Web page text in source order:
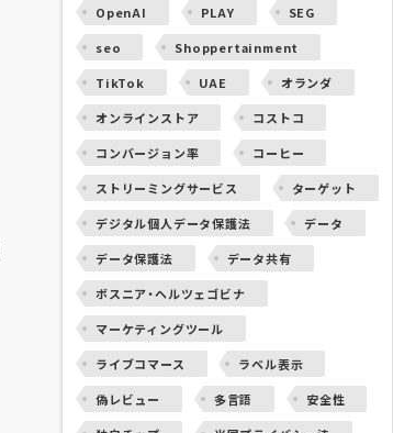
OpenAI
PLAY
SEG
seo
Shoppertainment
TikTok
UAE
オランダ
オンラインストア
コストコ
コンバージョン率
コーヒー
ストリーミングサービス
ターゲット
デジタル個人データ保護法
データ
データ保護法
データ共有
ボスニア・ヘルツェゴビナ
マーケティングツール
ライブコマース
ラベル表示
偽レビュー
多言語
安全性